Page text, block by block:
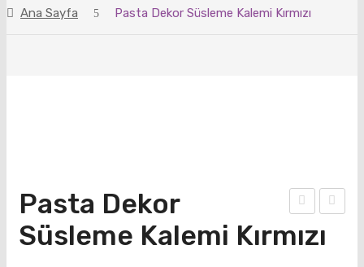
ÜRÜNLER
Ana Sayfa Pasta Dekor Süsleme Kalemi Kırmızı
a
Yazı
Pasta Dekor
Süsleme Kalemi Kırmızı